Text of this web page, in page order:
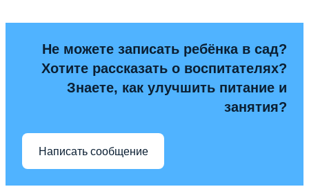
Не можете записать ребёнка в сад?
Хотите рассказать о воспитателях?
Знаете, как улучшить питание и
занятия?
Написать сообщение